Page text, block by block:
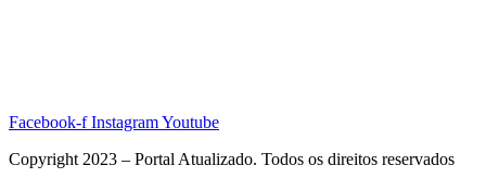
Facebook-f InstagramYoutube
Copyright 2023 – Portal Atualizado. Todos os direitos reservados